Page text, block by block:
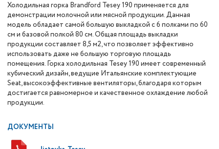
Холодильная горка Brandford Tesey 190 применяется для
демонстрации молочной или мясной продукции. Данная
модель обладает самой большую выкладкой с 6 полками по 60
см и базовой полкой 80 см. Общая площадь выкладки
продукции составляет 8,5 м2, что позволяет эффективно
использовать даже не большую торговую площадь
помещения. Горка холодильная Tesey 190 имеет современный
кубический дизайн, ведущие Итальянские комплектующие
Seat, высокоэффективные вентиляторы, благодаря которым
достигается равномерное и качественное охлаждение любой
продукции.
ДОКУМЕНТЫ